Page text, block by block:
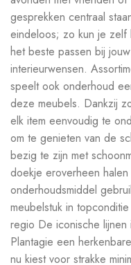
gesprekken centraal
eindeloos; zo kun je
het beste passen bij
interieurwensen.
speelt ook onderhoud
deze meubels. Dankzij
elk item eenvoudig te
om te genieten van de
bezig te zijn met
doekje eroverheen
onderhoudsmiddel
meubelstuk in
regio De iconische
Plantagie een
nu kiest voor strakke